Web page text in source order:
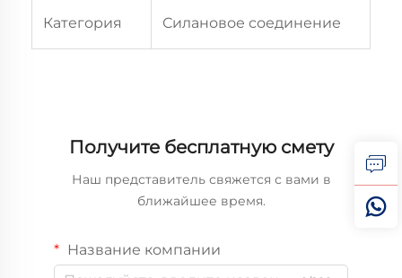
Категория Силановое соединение
Получите бесплатную смету
Наш представитель свяжется с вами в
ближайшее время.
Название компании